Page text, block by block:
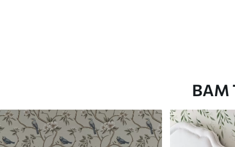
Можна додати покриття
Наклеювання встик
Наші матеріали
ВАМ